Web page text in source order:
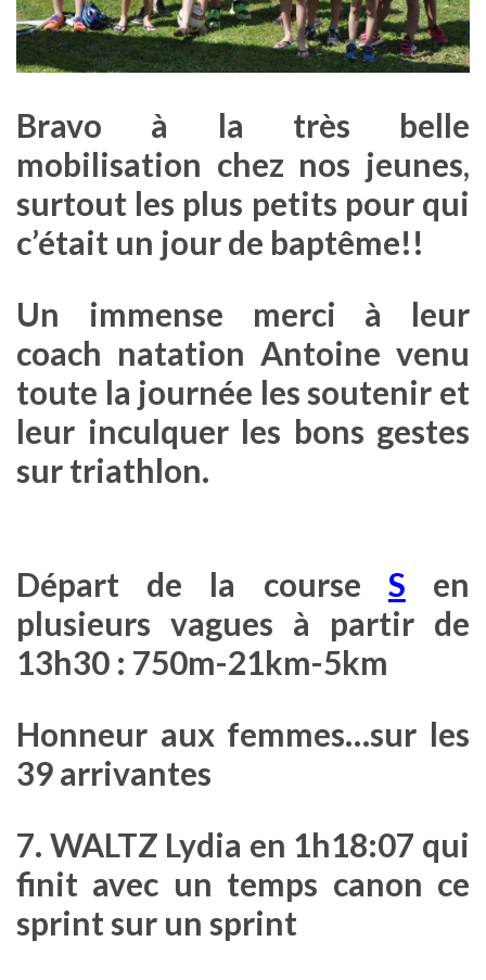
Bravo à la très belle
mobilisation chez nos jeunes,
surtout les plus petits pour qui
c’était un jour de baptême!!
Un immense merci à leur
coach natation Antoine venu
toute la journée les soutenir et
leur inculquer les bons gestes
sur triathlon.
Départ de la course S en
plusieurs vagues à partir de
13h30 : 750m-21km-5km
Honneur aux femmes…sur les
39 arrivantes
7. WALTZ Lydia en 1h18:07 qui
finit avec un temps canon ce
sprint sur un sprint